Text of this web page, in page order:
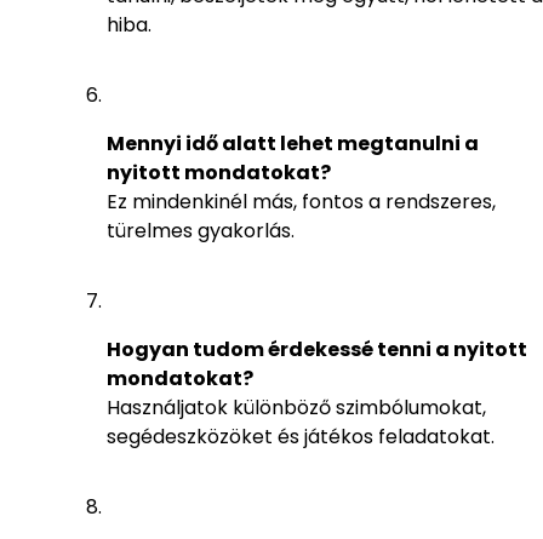
hiba.
Mennyi idő alatt lehet megtanulni a
nyitott mondatokat?
Ez mindenkinél más, fontos a rendszeres,
türelmes gyakorlás.
Hogyan tudom érdekessé tenni a nyitott
mondatokat?
Használjatok különböző szimbólumokat,
segédeszközöket és játékos feladatokat.